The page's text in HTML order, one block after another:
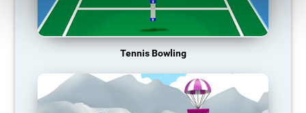
Tennis Bowling